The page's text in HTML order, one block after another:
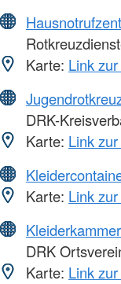
Karte: Link
DRK-
Karte: Link
Karte: Link
Kleiderkammer
DRK
Karte: Link